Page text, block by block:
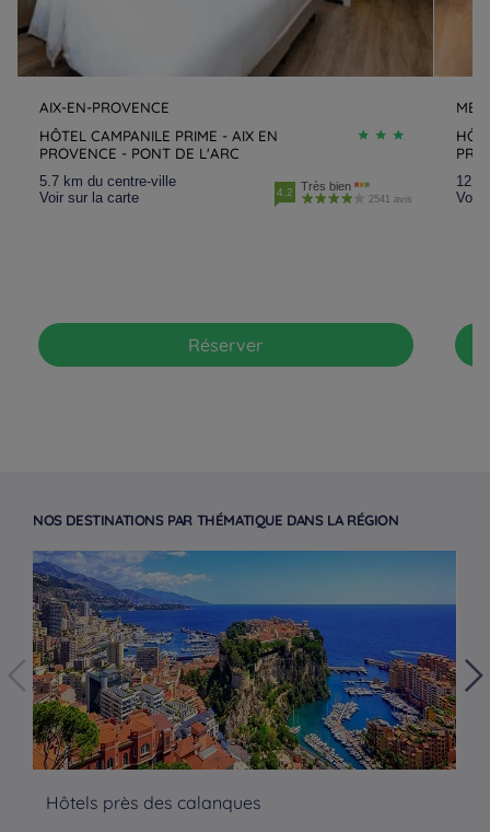
AIX-EN-PROVENCE
HÔTEL CAMPANILE PRIME - AIX EN
PROVENCE - PONT DE L'ARC
5.7 km du centre-ville
Voir sur la carte
4.2 Très bien
2541 avis
Réserver
12.3
Voir
NOS DESTINATIONS PAR THÉMATIQUE DANS LA RÉGION
Hôtels près des calanques
Hôtels à Paris